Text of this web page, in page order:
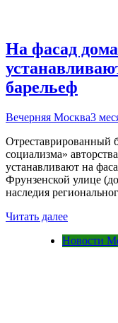
На фасад
барельеф
Вечерняя Москва3
Отреставрированный
социализма»
устанавливают на
Фрунзенской улице
наследия
Читать далее
Новости